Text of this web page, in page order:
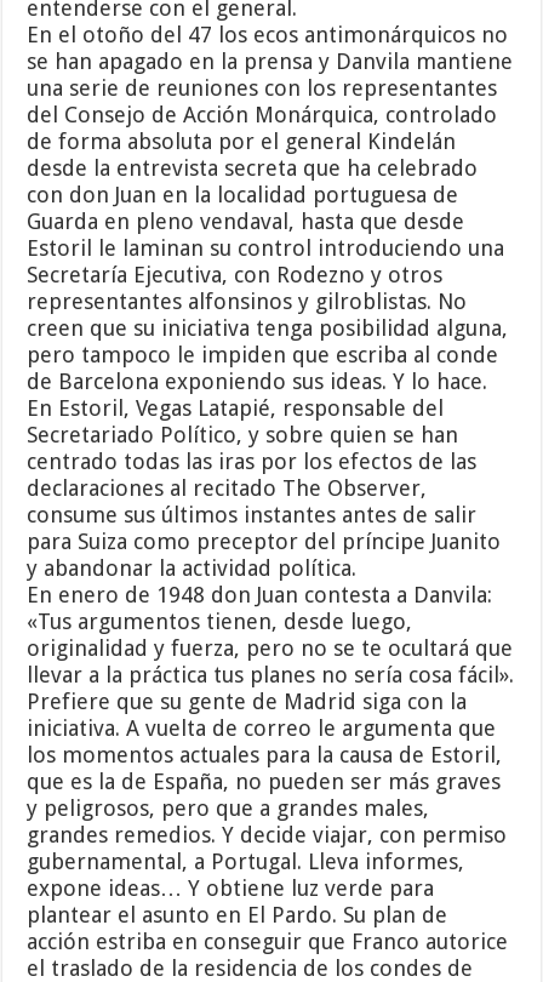
entenderse con el general.
En el otoño del 47 los ecos antimonárquicos no
se han apagado en la prensa y Danvila mantiene
una serie de reuniones con los representantes
del Consejo de Acción Monárquica, controlado
de forma absoluta por el general Kindelán
desde la entrevista secreta que ha celebrado
con don Juan en la localidad portuguesa de
Guarda en pleno vendaval, hasta que desde
Estoril le laminan su control introduciendo una
Secretaría Ejecutiva, con Rodezno y otros
representantes alfonsinos y gilroblistas. No
creen que su iniciativa tenga posibilidad alguna,
pero tampoco le impiden que escriba al conde
de Barcelona exponiendo sus ideas. Y lo hace.
En Estoril, Vegas Latapié, responsable del
Secretariado Político, y sobre quien se han
centrado todas las iras por los efectos de las
declaraciones al recitado The Observer,
consume sus últimos instantes antes de salir
para Suiza como preceptor del príncipe Juanito
y abandonar la actividad política.
En enero de 1948 don Juan contesta a Danvila:
«Tus argumentos tienen, desde luego,
originalidad y fuerza, pero no se te ocultará que
llevar a la práctica tus planes no sería cosa fácil».
Prefiere que su gente de Madrid siga con la
iniciativa. A vuelta de correo le argumenta que
los momentos actuales para la causa de Estoril,
que es la de España, no pueden ser más graves
y peligrosos, pero que a grandes males,
grandes remedios. Y decide viajar, con permiso
gubernamental, a Portugal. Lleva informes,
expone ideas… Y obtiene luz verde para
plantear el asunto en El Pardo. Su plan de
acción estriba en conseguir que Franco autorice
el traslado de la residencia de los condes de